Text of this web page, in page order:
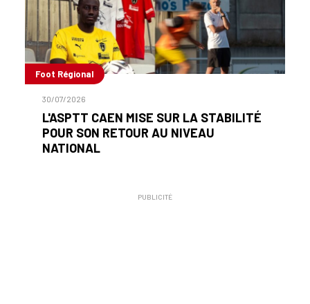
Foot Régional
30/07/2026
L'ASPTT CAEN MISE SUR LA STABILITÉ
POUR SON RETOUR AU NIVEAU
NATIONAL
PUBLICITÉ